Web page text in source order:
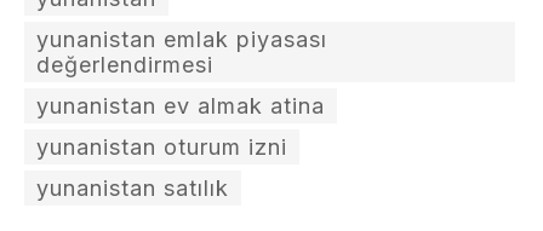
yunanistan emlak piyasası
değerlendirmesi
yunanistan ev almak atina
yunanistan oturum izni
yunanistan satılık